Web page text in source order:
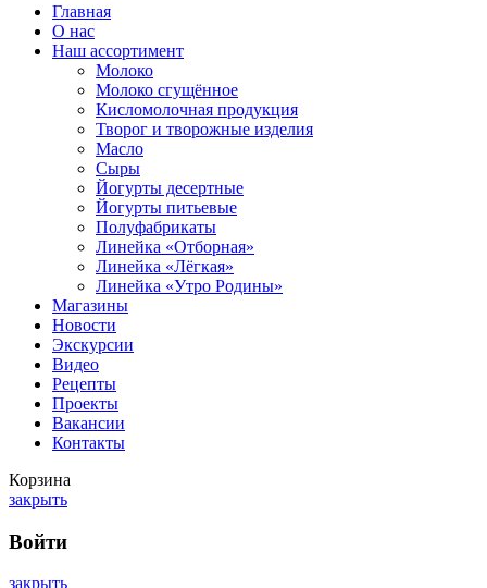
Главная
О нас
Наш ассортимент
Молоко
Молоко сгущённое
Кисломолочная продукция
Творог и творожные изделия
Масло
Сыры
Йогурты десертные
Йогурты питьевые
Полуфабрикаты
Линейка «Отборная»
Линейка «Лёгкая»
Линейка «Утро Родины»
Магазины
Новости
Экскурсии
Видео
Рецепты
Проекты
Вакансии
Контакты
Корзина
закрыть
Войти
закрыть